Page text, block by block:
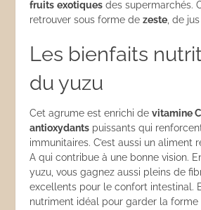
fruits exotiques des supermarchés.
retrouver sous forme dezeste , de
Les bienfaits
du yuzu
Cet agrume est enrichi devitamine C
antioxydants puissants qui
immunitaires. C’est aussi un aliment
A qui contribue à une bonne vision.
yuzu, vous gagnez aussi pleins de
excellents pour le confort intestinal.
nutriment idéal pour garder la forme